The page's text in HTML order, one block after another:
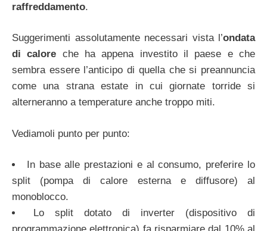
raffreddamento.
Suggerimenti assolutamente necessari vista l’ondata
di calore che ha appena investito il paese e che
sembra essere l’anticipo di quella che si preannuncia
come una strana estate in cui giornate torride si
alterneranno a temperature anche troppo miti.
Vediamoli punto per punto:
In base alle prestazioni e al consumo, preferire lo
split (pompa di calore esterna e diffusore) al
monoblocco.
Lo split dotato di inverter (dispositivo di